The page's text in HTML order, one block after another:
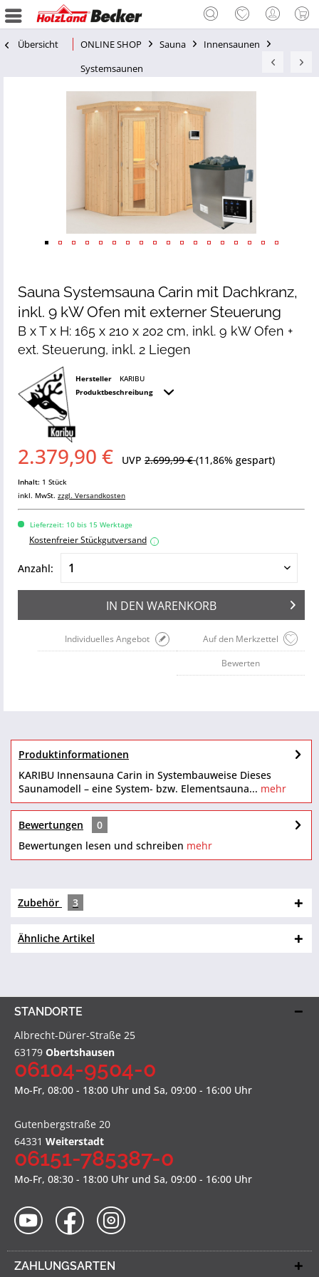
Übersicht ONLINE SHOP Sauna
Innensaunen
Systemsaunen
Sauna Systemsauna Carin mit Dachkranz,
inkl. 9 kW Ofen mit externer Steuerung
B x T x H: 165 x 210 x 202 cm, inkl. 9 kW Ofen +
ext. Steuerung, inkl. 2 Liegen
Hersteller
KARIBU
Produktbeschreibung
2.379,90 € UVP 2.699,99 €(11,86% gespart)
Inhalt: 1 Stück
inkl. MwSt. zzgl. Versandkosten
Lieferzeit: 10 bis 15 Werktage
Kostenfreier Stückgutversand i
Anzahl:
IN DEN WARENKORB
Auf den Merkzettel
Individuelles Angebot
Bewerten
Produktinformationen
KARIBU Innensauna Carin in Systembauweise Dieses
Saunamodell – eine System- bzw. Elementsauna... mehr
Bewertungen
0
Bewertungen lesen und schreiben mehr
Zubehör 3
Ähnliche Artikel
STANDORTE
Albrecht-Dürer-Straße 25
63179 Obertshausen
06104-9504-0
Mo-Fr, 08:00 - 18:00 Uhr und Sa, 09:00 - 16:00 Uhr
Gutenbergstraße 20
64331 Weiterstadt
06151-785387-0
Mo-Fr, 08:30 - 18:00 Uhr und Sa, 09:00 - 16:00 Uhr
ZAHLUNGSARTEN